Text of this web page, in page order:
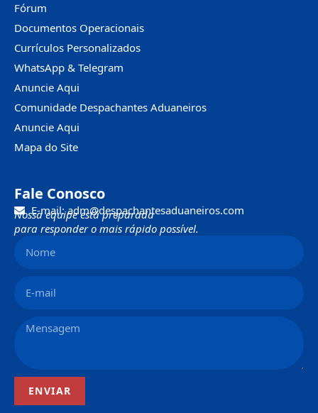
Fórum
Documentos Operacionais
Currículos Personalizados
WhatsApp & Telegram
Anuncie Aqui
Comunidade Despachantes Aduaneiros
Anuncie Aqui
Mapa do Site
Fale Conosco
E-mail: adm@despachantesaduaneiros.com
Nossa equipe está preparada
para responder o mais rápido possível.
ENVIAR